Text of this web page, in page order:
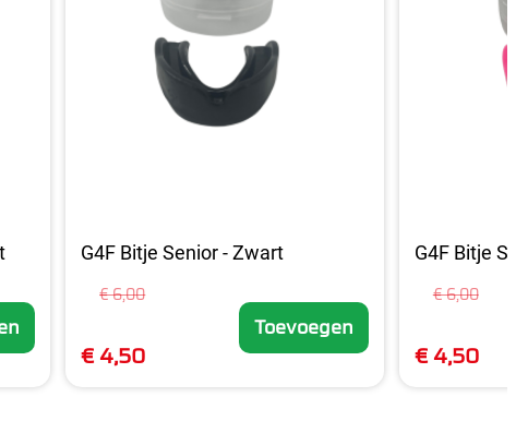
G4F Bitje Senior - Zwart
€ 6,00
€ 4,50
Toevoegen
G4F Bitje
€ 6,00
€ 4,50